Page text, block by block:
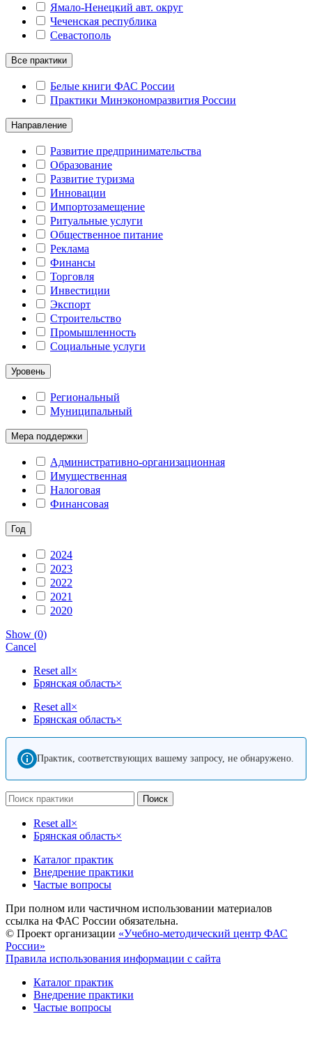
Ямало-Ненецкий авт. округ
Чеченская республика
Севастополь
Все практики
Белые книги ФАС России
Практики Минэкономразвития России
Направление
Развитие предпринимательства
Образование
Развитие туризма
Инновации
Импортозамещение
Ритуальные услуги
Общественное питание
Реклама
Финансы
Торговля
Инвестиции
Экспорт
Строительство
Промышленность
Социальные услуги
Уровень
Региональный
Муниципальный
Мера поддержки
Административно-организационная
Имущественная
Налоговая
Финансовая
Год
2024
2023
2022
2021
2020
Show (0)
Cancel
Reset all×
Брянская область×
Reset all×
Брянская область×
Практик, соответствующих вашему запросу, не обнаружено.
Поиск
Reset all×
Брянская область×
Каталог практик
Внедрение практики
Частые вопросы
При полном или частичном использовании материалов
ссылка на ФАС России обязательна.
© Проект организации «Учебно-методический центр ФАС
России»
Правила использования информации с сайта
Каталог практик
Внедрение практики
Частые вопросы